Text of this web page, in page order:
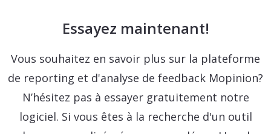
Essayez maintenant!
Vous souhaitez en savoir plus sur la plateforme
de reporting et d'analyse de feedback Mopinion?
N’hésitez pas à essayer gratuitement notre
logiciel. Si vous êtes à la recherche d'un outil